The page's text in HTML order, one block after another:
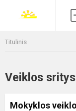
Titulinis
Veiklos
Mokyklos